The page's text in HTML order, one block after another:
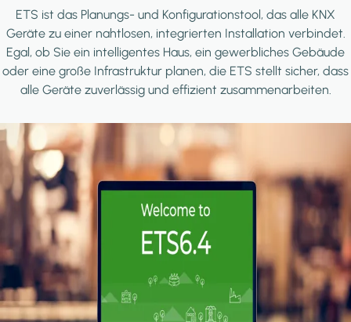
ETS ist das Planungs- und Konfigurationstool, das alle KNX
Geräte zu einer nahtlosen, integrierten Installation verbindet.
Egal, ob Sie ein intelligentes Haus, ein gewerbliches Gebäude
oder eine große Infrastruktur planen, die ETS stellt sicher, dass
alle Geräte zuverlässig und effizient zusammenarbeiten.
Image